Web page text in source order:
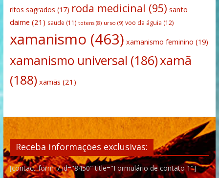
ritos sagrados (17) roda medicinal (95) santo
daime (21) saude (11) totens(8) urso (9) voo da águia (12)
xamanismo (463) xamanismo feminino (19)
xamanismo universal (186)xamã
(188) xamãs (21)
Receba informações exclusivas:
[contact-form-7 id="8450" title="Formulário de contato 1"]